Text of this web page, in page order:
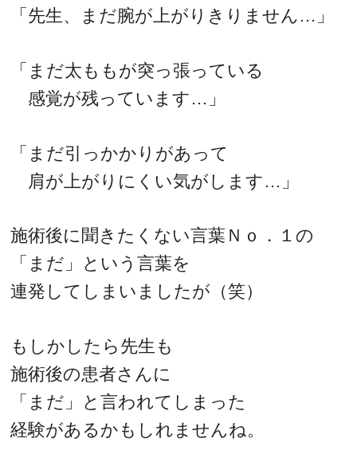
「先生、まだ腕が上がりきりません…」
「まだ太ももが突っ張っている
感覚が残っています…」
「まだ引っかかりがあって
肩が上がりにくい気がします…」
施術後に聞きたくない言葉Ｎｏ．１の
「まだ」という言葉を
連発してしまいましたが（笑）
もしかしたら先生も
施術後の患者さんに
「まだ」と言われてしまった
経験があるかもしれませんね。